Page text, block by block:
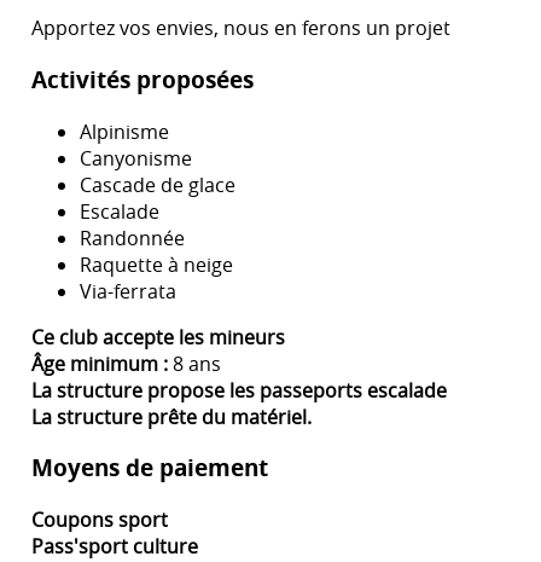
Apportez vos envies, nous en ferons un projet
Activités proposées
Alpinisme
Canyonisme
Cascade de glace
Escalade
Randonnée
Raquette à neige
Via-ferrata
Ce club accepte les mineurs
Âge minimum :8 ans
La structure propose les passeports escalade
La structure prête du matériel.
Moyens de paiement
Coupons sport
Pass'sport culture